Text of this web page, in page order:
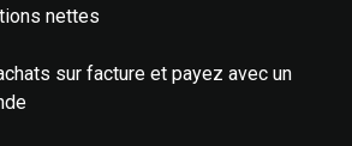
nettes
sur facture et payez avec un